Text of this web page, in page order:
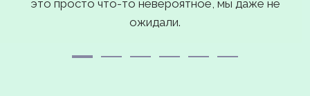
это просто что-то невероятное, мы даже не
ожидали.